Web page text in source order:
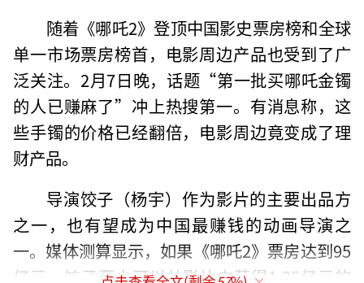
随着《哪吒2》登顶中国影史票房榜和全球
单一市场票房榜首，电影周边产品也受到了广
泛关注。2月7日晚，话题“第一批买哪吒金镯
的人已赚麻了”冲上热搜第一。有消息称，这
些手镯的价格已经翻倍，电影周边竟变成了理
财产品。
导演饺子（杨宇）作为影片的主要出品方
之一，也有望成为中国最赚钱的动画导演之
一。媒体测算显示，如果《哪吒2》票房达到95
亿元，饺子至少可以从影片中获得1.35亿元的